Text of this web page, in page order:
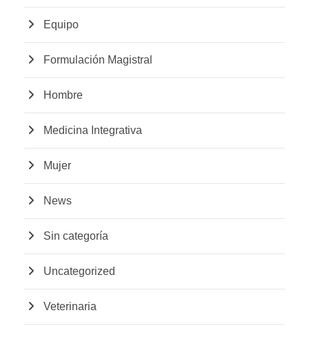
Equipo
Formulación Magistral
Hombre
Medicina Integrativa
Mujer
News
Sin categoría
Uncategorized
Veterinaria